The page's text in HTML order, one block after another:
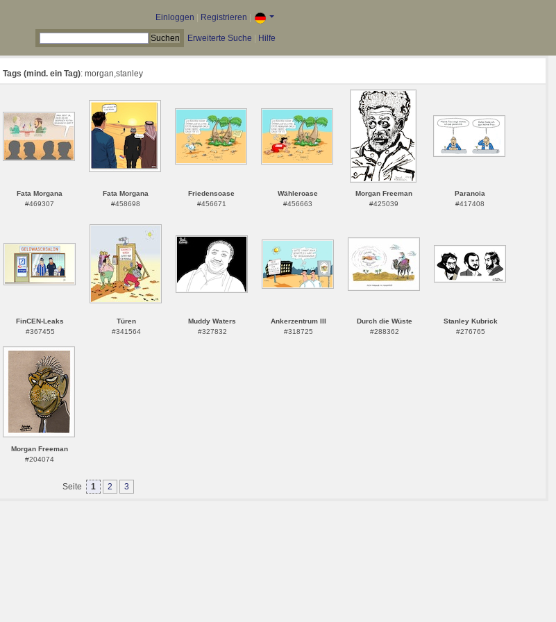
Einloggen Registrieren
Erweiterte Suche Hilfe
Tags (mind. ein Tag): morgan,stanley
Fata Morgana
#469307
Fata Morgana
#458698
Friedensoase
#456671
Wähleroase
#456663
Morgan Freeman
#425039
Paranoia
#417408
FinCEN-Leaks
#367455
Türen
#341564
Muddy Waters
#327832
Ankerzentrum III
#318725
Durch die Wüste
#288362
Stanley Kubrick
#276765
Morgan Freeman
#204074
Seite 1 2 3